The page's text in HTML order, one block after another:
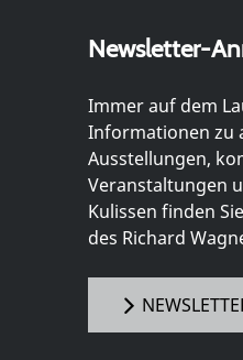
Newsletter-
Immer auf dem
Informationen zu
Ausstellungen,
Veranstaltungen
Kulissen finden
des Richard